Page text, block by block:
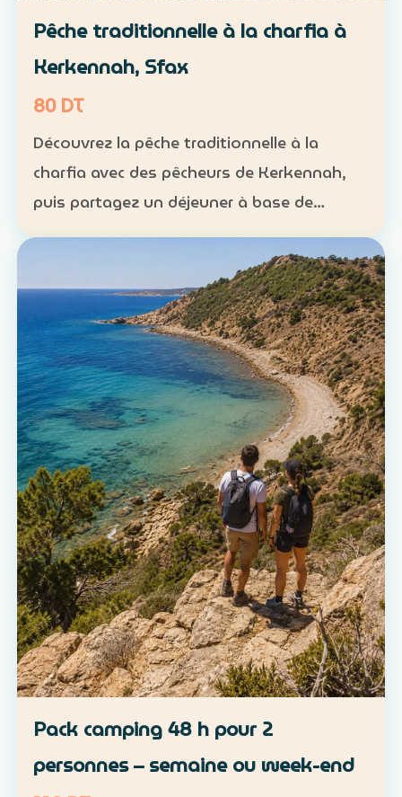
Pêche traditionnelle à la charfia à
Kerkennah, Sfax
80 DT
Découvrez la pêche traditionnelle à la
charfia avec des pêcheurs de Kerkennah,
puis partagez un déjeuner à base de
poisson. Expérience : sortie en mer et
découverte d’une technique de pêche
ancestrale Patrimoine : la c…
Pack camping 48 h pour 2
personnes – semaine ou week-end